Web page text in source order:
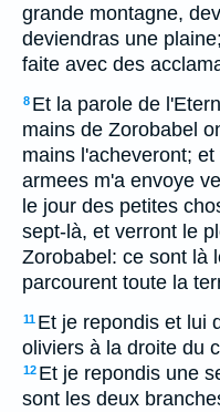
grande montagne,
deviendras une
faite avec des
8 Et la parole de
mains de Zorobabel
mains l'acheveront;
armees m'a envoye
le jour des petites
sept-là, et verront le
Zorobabel: ce sont là
parcourent toute la
11 Et je repondis et lui
oliviers à la droite du
12 Et je repondis une
sont les deux